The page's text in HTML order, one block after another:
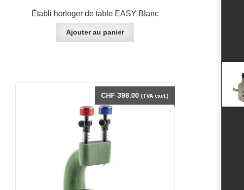
Établi horloger de table EASY Blanc
Ajouter au panier
CHF 398.00 (TVA excl.)